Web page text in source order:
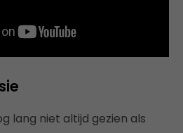
lang niet altijd gezien als